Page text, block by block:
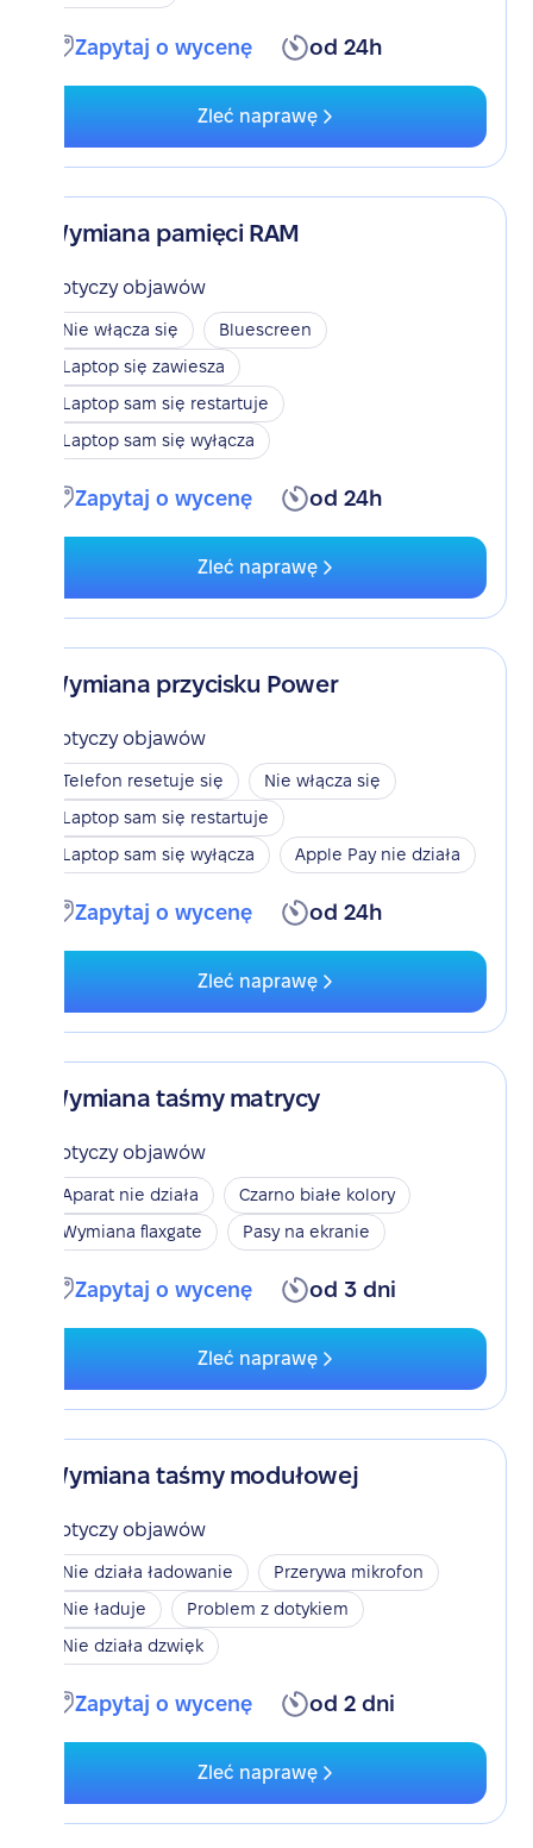
Zapytaj o wycenę od 24h
Zleć naprawę
Wymiana pamięci RAM
Dotyczy objawów
Nie włącza się
Bluescreen
Laptop się zawiesza
Laptop sam się restartuje
Laptop sam się wyłącza
Zapytaj o wycenę od 24h
Zleć naprawę
Wymiana przycisku Power
Dotyczy objawów
Telefon resetuje się
Nie włącza się
Laptop sam się restartuje
Laptop sam się wyłącza
Apple Pay nie działa
Zapytaj o wycenę od 24h
Zleć naprawę
Wymiana taśmy matrycy
Dotyczy objawów
Aparat nie działa
Czarno białe kolory
Wymiana flaxgate
Pasy na ekranie
Zapytaj o wycenę od 3 dni
Zleć naprawę
Wymiana taśmy modułowej
Dotyczy objawów
Nie działa ładowanie
Przerywa mikrofon
Nie ładuje
Problem z dotykiem
Nie działa dzwięk
Zapytaj o wycenę od 2 dni
Zleć naprawę